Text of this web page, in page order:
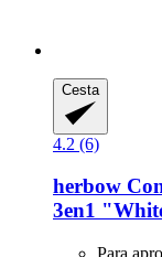
Cesta
4.2 (6)
herbow
3en1